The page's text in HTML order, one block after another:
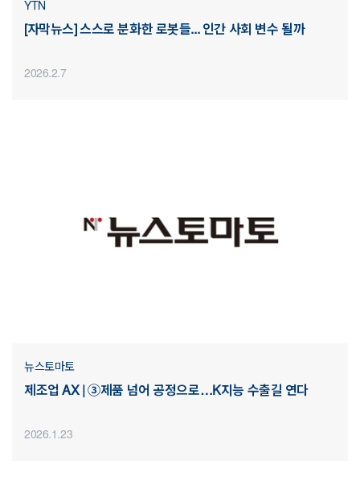
YTN
[자막뉴스] 스스로 분화한 로봇들... 인간 사회 변수 될까
2026.2.7
뉴스토마토
제조업 AX | ③제품 넘어 공정으로…K지능 수출길 연다
2026.1.23